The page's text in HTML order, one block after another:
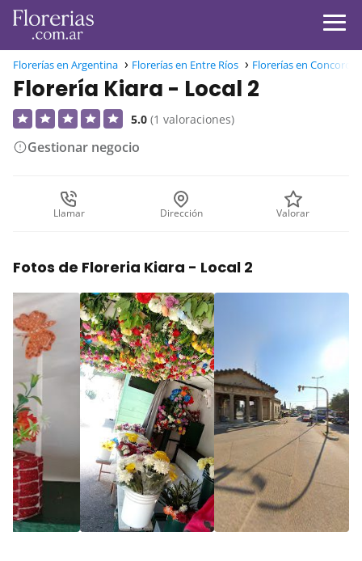
Florerías en Argentina Florerías en Entre Ríos Florerías en Concordia
Florería Kiara - Local 2
5.0 (1 valoraciones)
Gestionar negocio
Llamar Dirección Valorar
Fotos de Floreria Kiara - Local 2